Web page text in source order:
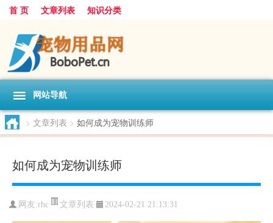
首 页 文章列表 知识分类
网站导航
> 文章列表 > 如何成为宠物训练师
如何成为宠物训练师
网友:rhc 文章列表 2024-02-21 21:13:31